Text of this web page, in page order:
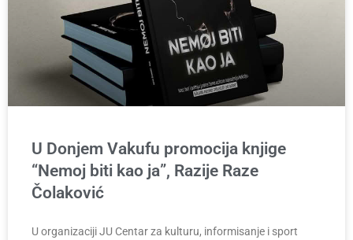
U Donjem Vakufu promocija knjige
“Nemoj biti kao ja”, Razije Raze
Čolaković
U organizaciji JU Centar za kulturu, informisanje i sport